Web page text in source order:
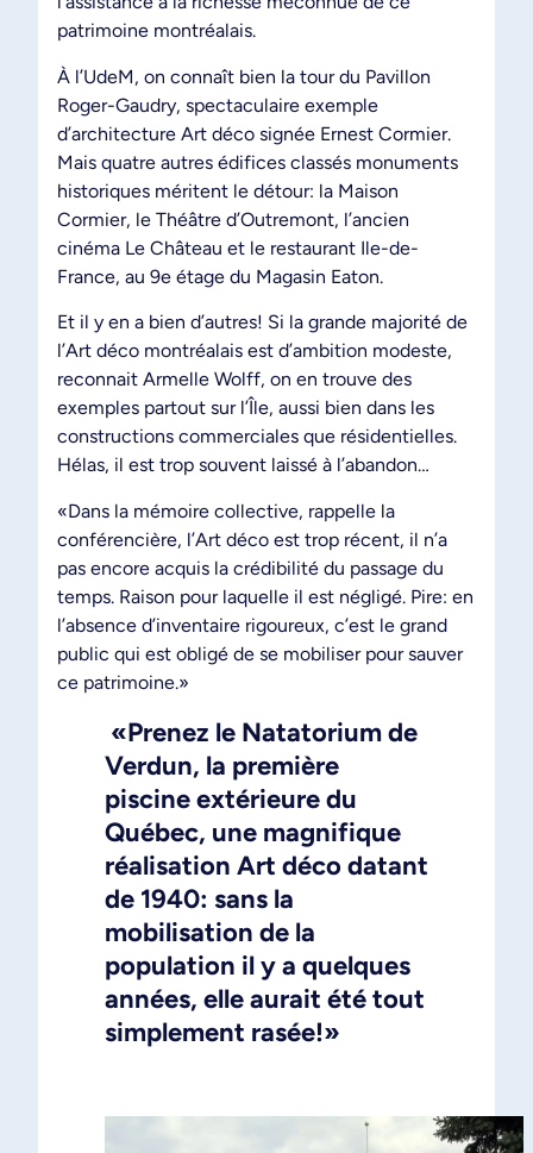
patrimoine montréalais.
À l’UdeM, on connaît bien la tour du Pavillon
Roger-Gaudry, spectaculaire exemple
d’architecture Art déco signée Ernest Cormier.
Mais quatre autres édifices classés monuments
historiques méritent le détour: la Maison
Cormier, le Théâtre d’Outremont, l’ancien
cinéma Le Château et le restaurant Ile-de-
France, au 9e étage du Magasin Eaton.
Et il y en a bien d’autres! Si la grande majorité de
l’Art déco montréalais est d’ambition modeste,
reconnait Armelle Wolff, on en trouve des
exemples partout sur l’Île, aussi bien dans les
constructions commerciales que résidentielles.
Hélas, il est trop souvent laissé à l’abandon…
«Dans la mémoire collective, rappelle la
conférencière, l’Art déco est trop récent, il n’a
pas encore acquis la crédibilité du passage du
temps. Raison pour laquelle il est négligé. Pire: en
l’absence d’inventaire rigoureux, c’est le grand
public qui est obligé de se mobiliser pour sauver
ce patrimoine.»
«Prenez le Natatorium de
Verdun, la première
piscine extérieure du
Québec, une magnifique
réalisation Art déco datant
de 1940: sans la
mobilisation de la
population il y a quelques
années, elle aurait été tout
simplement rasée!»